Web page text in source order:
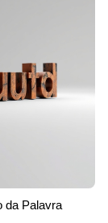
da Palavra